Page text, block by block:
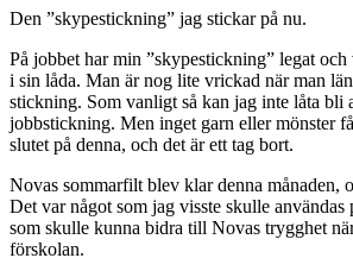
Den ”skypestickning” jag stickar på nu.
På jobbet har min ”skypestickning” legat och
i sin låda. Man är nog lite vrickad när man
stickning. Som vanligt så kan jag inte låta bli
jobbstickning. Men inget garn eller mönster
slutet på denna, och det är ett tag bort.
Novas sommarfilt blev klar denna månaden,
Det var något som jag visste skulle användas
som skulle kunna bidra till Novas trygghet
förskolan.